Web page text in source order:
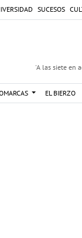
SUCESOS
'A las siete en
EL BIERZO